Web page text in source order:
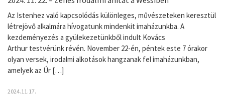
Az Istenhez való kapcsolódás különleges, művészeteken keresztül
létrejövő alkalmára hívogatunk mindenkit imaházunkba. A
kezdeményezés a gyülekezetünkből indult Kovács
Arthur testvérünk révén. November 22-én, péntek este 7 órakor
olyan versek, irodalmi alkotások hangzanak fel imaházunkban,
amelyek az Úr […]
2024.11.17.